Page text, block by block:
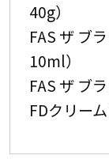
40g）
FAS ザ ブ
10ml）
FAS ザ ブ
FDクリー